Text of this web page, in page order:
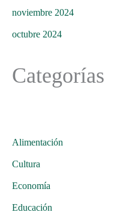
noviembre 2024
octubre 2024
Categorías
Alimentación
Cultura
Economía
Educación